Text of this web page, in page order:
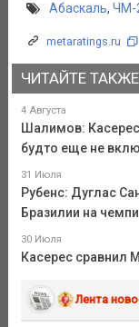
Абаскаль, ЧМ-
metaratings.ru
ЧИТАЙТЕ
4 Августа
Шалимов: Касерес
будто еще не
31 Июля
Рубенс: Дуглас
Бразилии на
30 Июля
Касерес сравнил
Лента